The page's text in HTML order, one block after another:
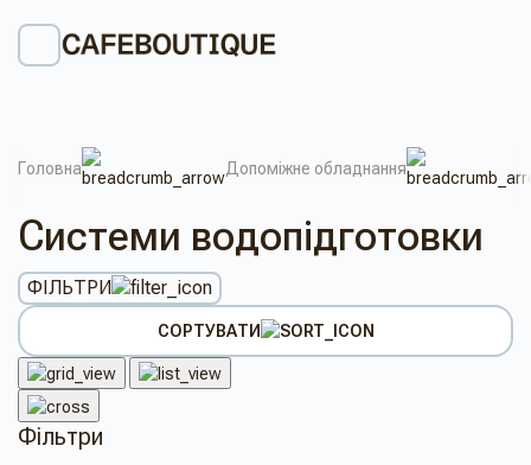
Головна Допоміжне обладнання
Системи водопідготовки
ФІЛЬТРИ
СОРТУВАТИ
Фільтри